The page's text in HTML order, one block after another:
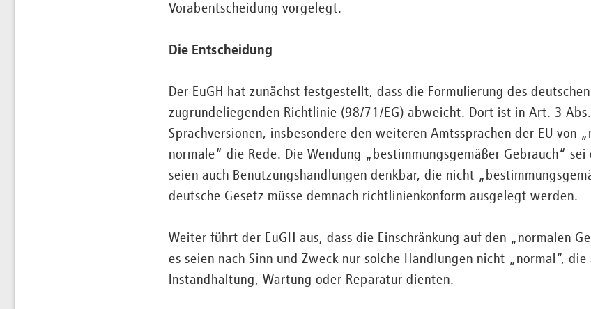
Vorabentscheidung vorgelegt.
Die Entscheidung
Der EuGH hat zunächst festgestellt, dass die Formulierung des
zugrundeliegenden Richtlinie (98/71/EG) abweicht. Dort ist in Art. 3
Sprachversionen, insbesondere den weiteren Amtssprachen der EU von
normale“ die Rede. Die Wendung „bestimmungsgemäßer Gebrauch“
seien auch Benutzungshandlungen denkbar, die nicht
deutsche Gesetz müsse demnach richtlinienkonform ausgelegt werden.
Weiter führt der EuGH aus, dass die Einschränkung auf den „normalen
es seien nach Sinn und Zweck nur solche Handlungen nicht „normal“,
Instandhaltung, Wartung oder Reparatur dienten.